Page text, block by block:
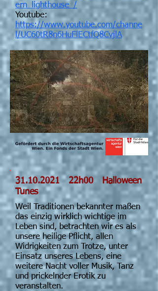
ern_lighthouse_/
Youtube:
https://www.youtube.com/channe
l/UC60tR8n6HuFlECtfQ8CvjlA
31.10.2021 22h00 Halloween
Tunes
Weil Traditionen bekannter maßen
das einzig wirklich wichtige im
Leben sind, betrachten wir es als
unsere heilige Pflicht, allen
Widrigkeiten zum Trotze, unter
Einsatz unseres Lebens, eine
weitere Nacht voller Musik, Tanz
und prickelnder Erotik zu
veranstalten.